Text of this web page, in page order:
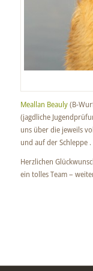
Meallan Beauly(B-
(jagdliche
uns über die jeweils
und auf der Schleppe .
Herzlichen
ein tolles Team –